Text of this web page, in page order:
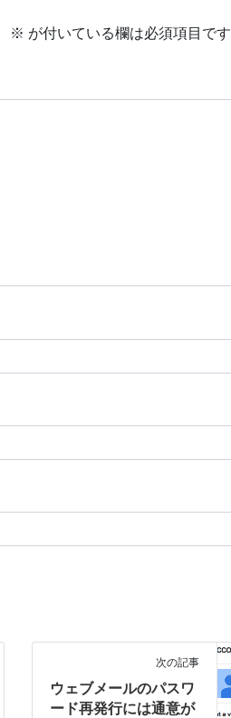
※ が付いている欄は必須項目です
次の記事
ウェブメールのパスワ
ード再発行には通意が